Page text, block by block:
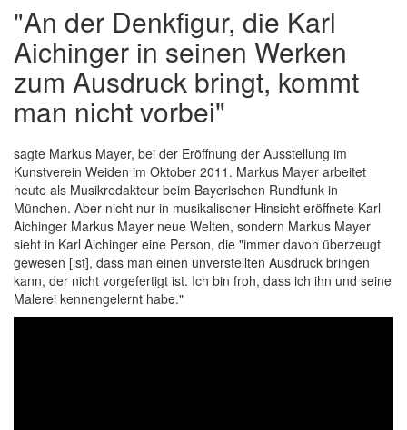
"An der Denkfigur, die Karl
Aichinger in seinen Werken
zum Ausdruck bringt, kommt
man nicht vorbei"
sagte Markus Mayer, bei der Eröffnung der Ausstellung im
Kunstverein Weiden im Oktober 2011. Markus Mayer arbeitet
heute als Musikredakteur beim Bayerischen Rundfunk in
München. Aber nicht nur in musikalischer Hinsicht eröffnete Karl
Aichinger Markus Mayer neue Welten, sondern Markus Mayer
sieht in Karl Aichinger eine Person, die "immer davon überzeugt
gewesen [ist], dass man einen unverstellten Ausdruck bringen
kann, der nicht vorgefertigt ist. Ich bin froh, dass ich ihn und seine
Malerei kennengelernt habe."